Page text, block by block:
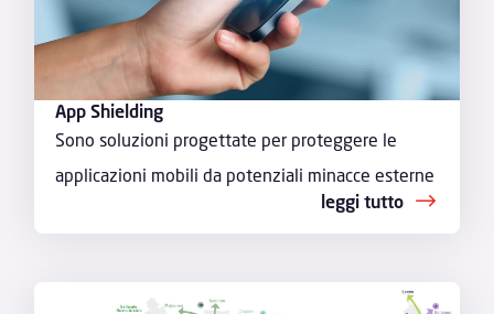
App Shielding
Sono soluzioni progettate per proteggere le
applicazioni mobili da potenziali minacce esterne
leggi tutto